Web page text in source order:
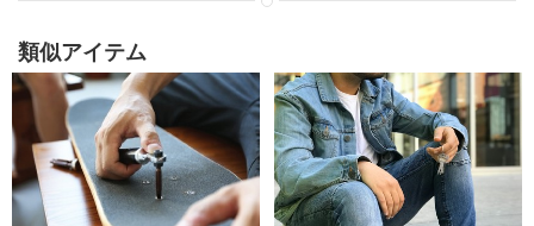
類似アイテム